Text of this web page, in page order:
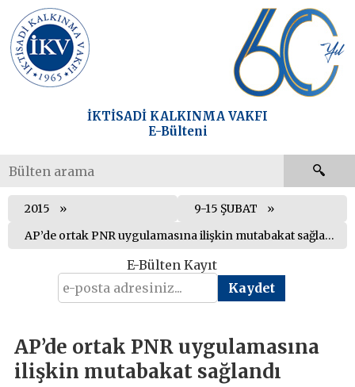
İKTİSADİ KALKINMA VAKFI
E-Bülteni
2015
9-15 ŞUBAT
AP’de ortak PNR uygulamasına ilişkin mutabakat sağlandı
E-Bülten Kayıt
AP’de ortak PNR uygulamasına
ilişkin mutabakat sağlandı